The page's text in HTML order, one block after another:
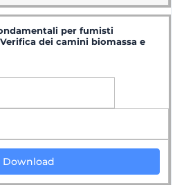
per fumisti
dei camini biomassa e
Download